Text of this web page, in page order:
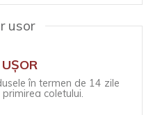
în termen de 14 zile
coletului.